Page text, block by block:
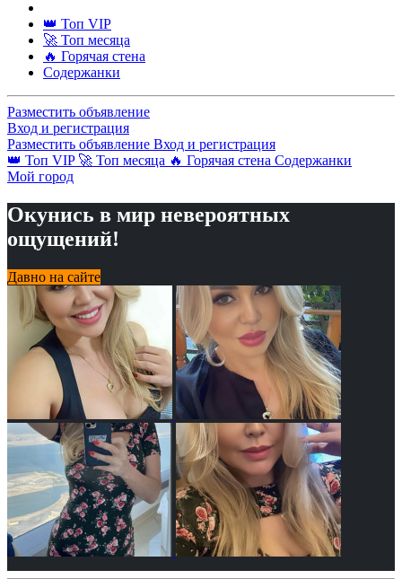
👑 Топ VIP
🚀 Топ месяца
🔥 Горячая стена
Содержанки
Разместить объявление
Вход и регистрация
Разместить объявление Вход и регистрация
👑 Топ VIP 🚀 Топ месяца 🔥 Горячая стена Содержанки
Мой город
Окунись в мир невероятных
ощущений!
Давно на сайте